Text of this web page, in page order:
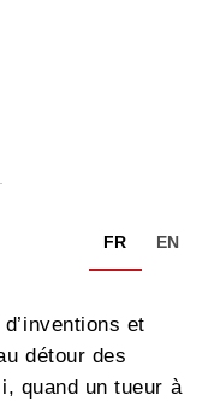
FR EN
et
détour des
quand un tueur à